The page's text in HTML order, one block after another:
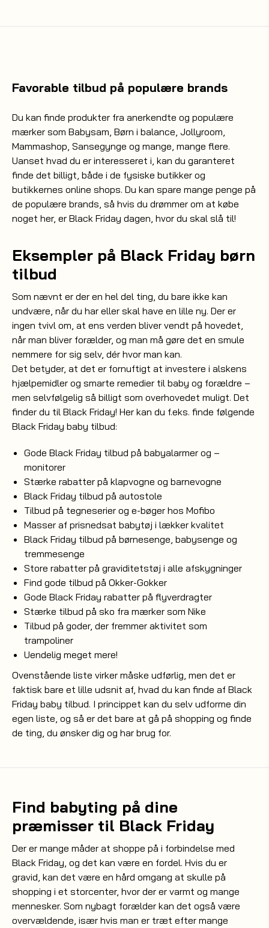
Favorable tilbud på populære brands
Du kan finde produkter fra anerkendte og populære
mærker som Babysam, Børn i balance, Jollyroom,
Mammashop, Sansegynge og mange, mange flere.
Uanset hvad du er interesseret i, kan du garanteret
finde det billigt, både i de fysiske butikker og
butikkernes online shops. Du kan spare mange penge på
de populære brands, så hvis du drømmer om at købe
noget her, er Black Friday dagen, hvor du skal slå til!
Eksempler på Black Friday børn
tilbud
Som nævnt er der en hel del ting, du bare ikke kan
undvære, når du har eller skal have en lille ny. Der er
ingen tvivl om, at ens verden bliver vendt på hovedet,
når man bliver forælder, og man må gøre det en smule
nemmere for sig selv, dér hvor man kan.
Det betyder, at det er fornuftigt at investere i alskens
hjælpemidler og smarte remedier til baby og forældre –
men selvfølgelig så billigt som overhovedet muligt. Det
finder du til Black Friday! Her kan du f.eks. finde følgende
Black Friday baby tilbud:
Gode Black Friday tilbud på babyalarmer og –
monitorer
Stærke rabatter på klapvogne og barnevogne
Black Friday tilbud på autostole
Tilbud på tegneserier og e-bøger hos Mofibo
Masser af prisnedsat babytøj i lækker kvalitet
Black Friday tilbud på børnesenge, babysenge og
tremmesenge
Store rabatter på graviditetstøj i alle afskygninger
Find gode tilbud på Okker-Gokker
Gode Black Friday rabatter på flyverdragter
Stærke tilbud på sko fra mærker som Nike
Tilbud på goder, der fremmer aktivitet som
trampoliner
Uendelig meget mere!
Ovenstående liste virker måske udførlig, men det er
faktisk bare et lille udsnit af, hvad du kan finde af Black
Friday baby tilbud. I princippet kan du selv udforme din
egen liste, og så er det bare at gå på shopping og finde
de ting, du ønsker dig og har brug for.
Find babyting på dine
præmisser til Black Friday
Der er mange måder at shoppe på i forbindelse med
Black Friday, og det kan være en fordel. Hvis du er
gravid, kan det være en hård omgang at skulle på
shopping i et storcenter, hvor der er varmt og mange
mennesker. Som nybagt forælder kan det også være
overvældende, især hvis man er træt efter mange